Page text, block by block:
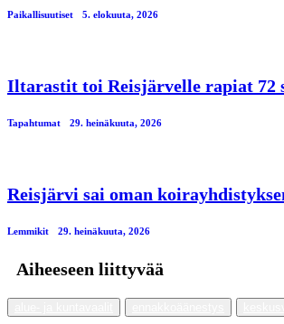
Paikallisuutiset 5. elokuuta, 2026
Iltarastit toi Reisjärvelle rapiat 72
Tapahtumat 29. heinäkuuta, 2026
Reisjärvi sai oman
Lemmikit 29. heinäkuuta, 2026
Aiheeseen liittyvää